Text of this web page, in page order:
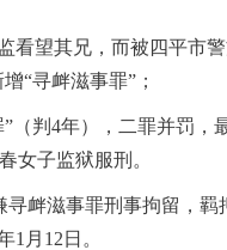
看望其兄，而被四平市
“寻衅滋事罪”；
（判 4年），二罪并罚，
女子监狱服刑。
寻衅滋事罪刑事拘留，羁
1 月 12 日。